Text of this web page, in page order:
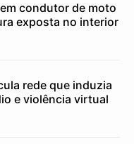
condutor de moto
exposta no interior
rede que induzia
e violência virtual